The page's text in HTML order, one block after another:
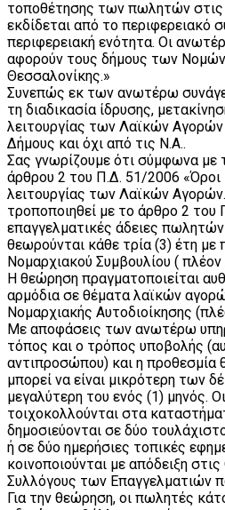
τοποθέτησης των πωλητών στις
εκδίδεται από το περιφερειακό
περιφερειακή ενότητα. Οι
αφορούν τους δήμους των Νομών
Θεσσαλονίκης.»
Συνεπώς εκ των ανωτέρω
τη διαδικασία ίδρυσης,
λειτουργίας των Λαϊκών Αγορών
Δήμους και όχι από τις Ν.Α..
Σας γνωρίζουμε ότι σύμφωνα με
άρθρου 2 του Π.Δ. 51/2006 «Όροι
λειτουργίας των Λαϊκών
τροποποιηθεί με το άρθρο 2 του
επαγγελματικές άδειες
θεωρούνται κάθε τρία (3) έτη με
Νομαρχιακού Συμβουλίου (
Η θεώρηση πραγματοποιείται
αρμόδια σε θέματα λαϊκών
Νομαρχιακής Αυτοδιοίκησης
Με αποφάσεις των ανωτέρω
τόπος και ο τρόπος υποβολής
αντιπροσώπου) και η προθεσμία
μπορεί να είναι μικρότερη των
μεγαλύτερη του ενός (1) μηνός.
τοιχοκολλούνται στα
δημοσιεύονται σε δύο
ή σε δύο ημερήσιες τοπικές
κοινοποιούνται με απόδειξη
Συλλόγους των Επαγγελματιών
Για την θεώρηση, οι πωλητές